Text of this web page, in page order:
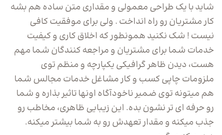
شاید با یک طراحی معمولی و مقداری متن ساده هم بشه
کار مشتریان رو راه انداخت . ولی برای موفقیت کافی
نیست ! شک نکنید همونطور که اخلاق کاری و کیفیت
خدمات شما برای مشتریان و مراجعه کنندگان شما مهم
هست، دیدن ظاهر گرافیکی یکپارچه و منظم توی
ملزومات چاپی کسب و کار مشاغل خدمات مجالس شما
هم میتونه توی ضمیر ناخودآگاه اونها تاثیر بذاره و شما
رو حرفه ای تر نشون بده. این زیبایی ظاهری، مخاطب رو
جذب میکنه و مقدار تعهدش رو به شما بیشتر میکنه.